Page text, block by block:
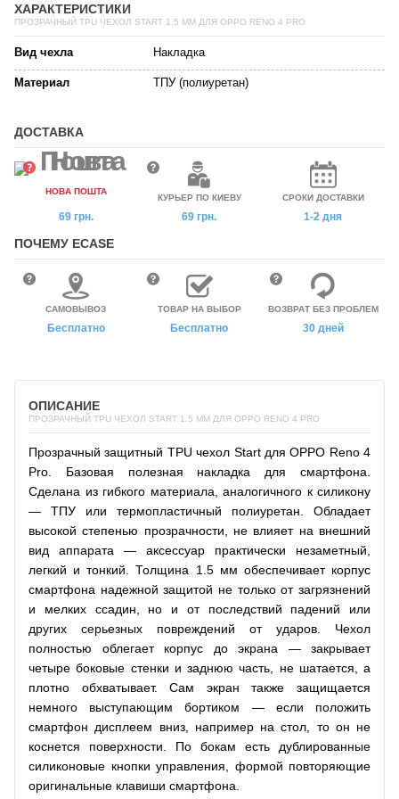
ХАРАКТЕРИСТИКИ
ПРОЗРАЧНЫЙ TPU ЧЕХОЛ START 1.5 ММ ДЛЯ OPPO RENO 4 PRO
Вид чехла Накладка
Материал ТПУ (полиуретан)
ДОСТАВКА
НОВА ПОШТА
69 грн.
КУРЬЕР ПО КИЕВУ
69 грн.
СРОКИ ДОСТАВКИ
1-2 дня
ПОЧЕМУ ECASE
САМОВЫВОЗ
Бесплатно
ТОВАР НА ВЫБОР
Бесплатно
ВОЗВРАТ БЕЗ ПРОБЛЕМ
30 дней
ОПИСАНИЕ
ПРОЗРАЧНЫЙ TPU ЧЕХОЛ START 1.5 ММ ДЛЯ OPPO RENO 4 PRO
Прозрачный защитный TPU чехол Start для OPPO Reno 4
Pro. Базовая полезная накладка для смартфона.
Сделана из гибкого материала, аналогичного к силикону
— ТПУ или термопластичный полиуретан. Обладает
высокой степенью прозрачности, не влияет на внешний
вид аппарата — аксессуар практически незаметный,
легкий и тонкий. Толщина 1.5 мм обеспечивает корпус
смартфона надежной защитой не только от загрязнений
и мелких ссадин, но и от последствий падений или
других серьезных повреждений от ударов. Чехол
полностью облегает корпус до экрана — закрывает
четыре боковые стенки и заднюю часть, не шатается, а
плотно обхватывает. Сам экран также защищается
немного выступающим бортиком — если положить
смартфон дисплеем вниз, например на стол, то он не
коснется поверхности. По бокам есть дублированные
силиконовые кнопки управления, формой повторяющие
оригинальные клавиши смартфона.